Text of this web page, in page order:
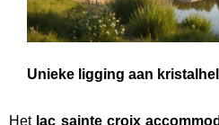
Unieke ligging aan
Het lac sainte croix